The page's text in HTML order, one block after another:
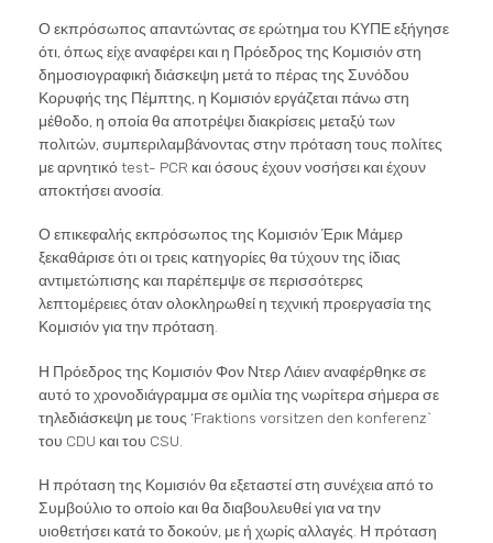
Ο εκπρόσωπος απαντώντας σε ερώτημα του ΚΥΠΕ εξήγησε
ότι, όπως είχε αναφέρει και η Πρόεδρος της Κομισιόν στη
δημοσιογραφική διάσκεψη μετά το πέρας της Συνόδου
Κορυφής της Πέμπτης, η Κομισιόν εργάζεται πάνω στη
μέθοδο, η οποία θα αποτρέψει διακρίσεις μεταξύ των
πολιτών, συμπεριλαμβάνοντας στην πρόταση τους πολίτες
με αρνητικό test- PCR και όσους έχουν νοσήσει και έχουν
αποκτήσει ανοσία.
Ο επικεφαλής εκπρόσωπος της Κομισιόν Έρικ Μάμερ
ξεκαθάρισε ότι οι τρεις κατηγορίες θα τύχουν της ίδιας
αντιμετώπισης και παρέπεμψε σε περισσότερες
λεπτομέρειες όταν ολοκληρωθεί η τεχνική προεργασία της
Κομισιόν για την πρόταση.
Η Πρόεδρος της Κομισιόν Φον Ντερ Λάιεν αναφέρθηκε σε
αυτό το χρονοδιάγραμμα σε ομιλία της νωρίτερα σήμερα σε
τηλεδιάσκεψη με τους ‘Fraktions vorsitzen den konferenz`
του CDU και του CSU.
Η πρόταση της Κομισιόν θα εξεταστεί στη συνέχεια από το
Συμβούλιο το οποίο και θα διαβουλευθεί για να την
υιοθετήσει κατά το δοκούν, με ή χωρίς αλλαγές. Η πρόταση